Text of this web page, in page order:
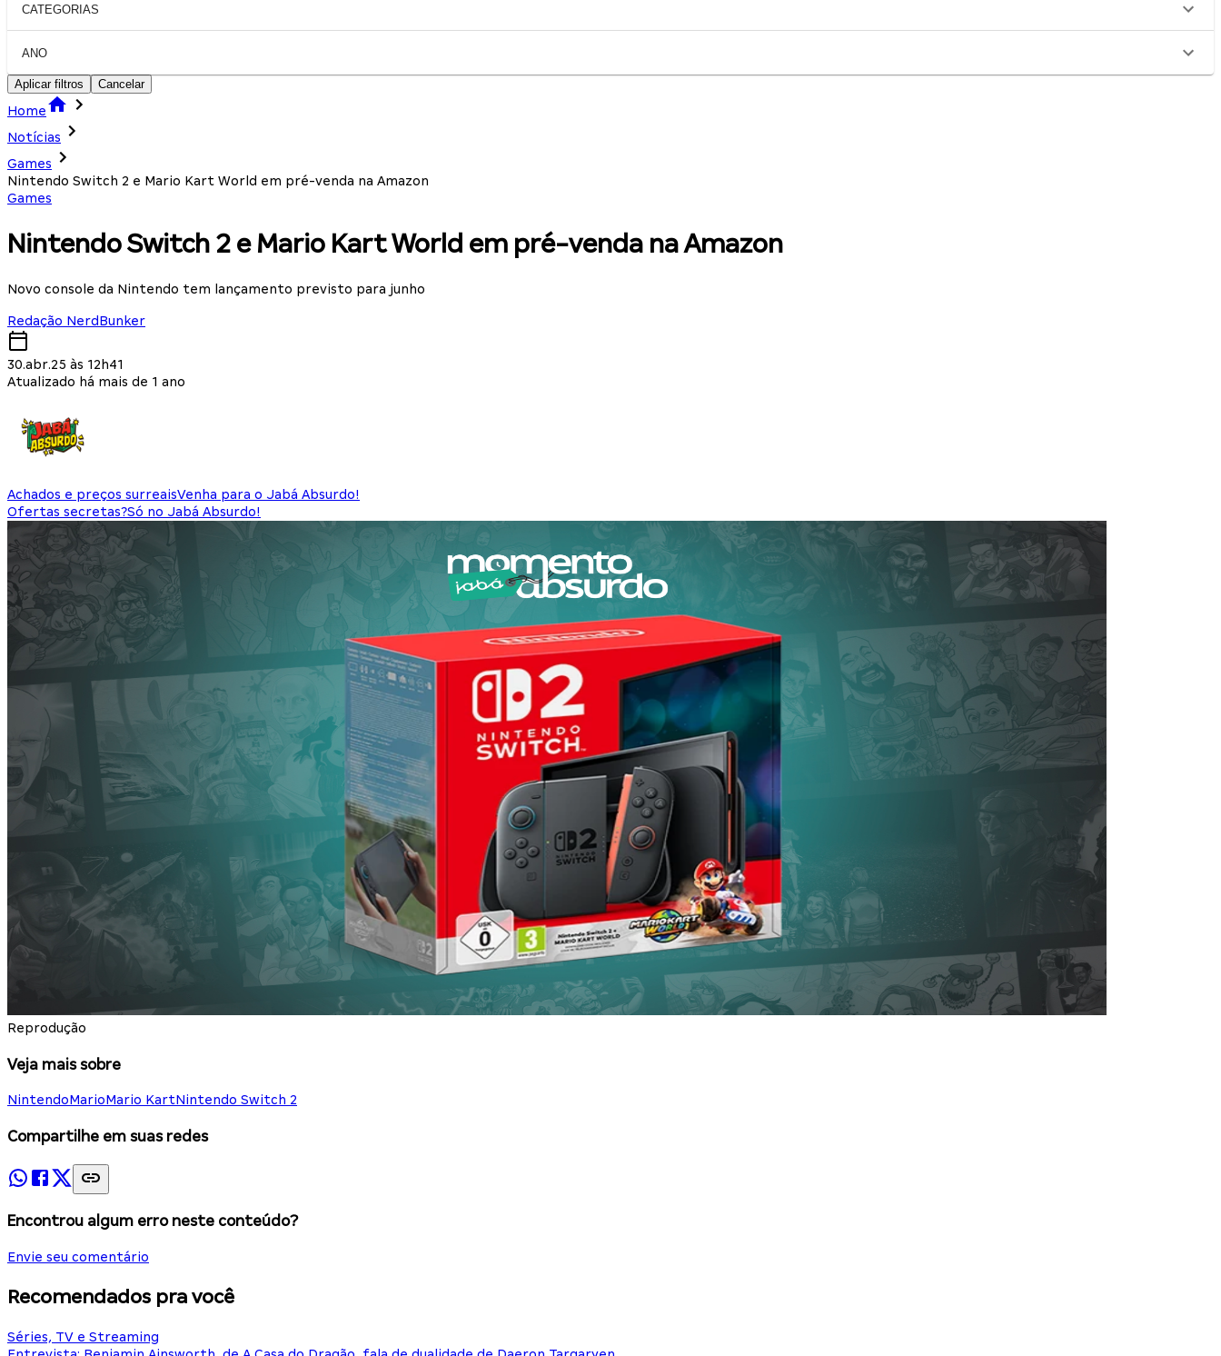
CATEGORIAS
ANO
Aplicar filtros Cancelar
Home
Notícias
Games
Nintendo Switch 2 e Mario Kart World em pré-venda na Amazon
Games
Nintendo Switch 2 e Mario Kart World em pré-venda na Amazon
Novo console da Nintendo tem lançamento previsto para junho
Redação NerdBunker
30.abr.25 às 12h41
Atualizado há mais de 1 ano
Achados e preços surreaisVenha para o Jabá Absurdo!
Ofertas secretas?Só no Jabá Absurdo!
Reprodução
Veja mais sobre
NintendoMarioMario KartNintendo Switch 2
Compartilhe em suas redes
Encontrou algum erro neste conteúdo?
Envie seu comentário
Recomendados pra você
Séries, TV e Streaming